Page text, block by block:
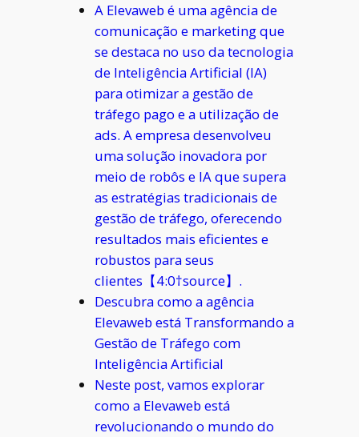
A Elevaweb é uma agência de
comunicação e marketing que
se destaca no uso da tecnologia
de Inteligência Artificial (IA)
para otimizar a gestão de
tráfego pago e a utilização de
ads. A empresa desenvolveu
uma solução inovadora por
meio de robôs e IA que supera
as estratégias tradicionais de
gestão de tráfego, oferecendo
resultados mais eficientes e
robustos para seus
clientes【4:0†source】.
Descubra como a agência
Elevaweb está Transformando a
Gestão de Tráfego com
Inteligência Artificial
Neste post, vamos explorar
como a Elevaweb está
revolucionando o mundo do